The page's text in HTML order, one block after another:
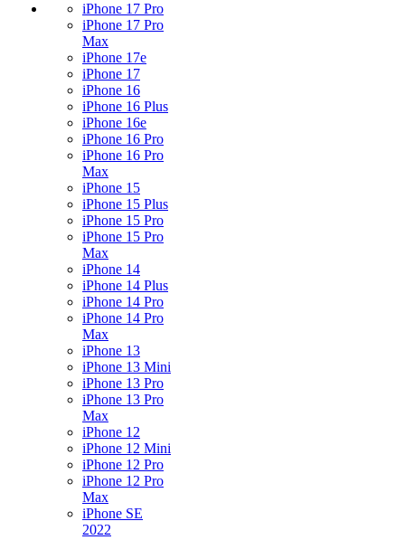
iPhone 17 Pro
iPhone 17 Pro
Max
iPhone 17e
iPhone 17
iPhone 16
iPhone 16 Plus
iPhone 16e
iPhone 16 Pro
iPhone 16 Pro
Max
iPhone 15
iPhone 15 Plus
iPhone 15 Pro
iPhone 15 Pro
Max
iPhone 14
iPhone 14 Plus
iPhone 14 Pro
iPhone 14 Pro
Max
iPhone 13
iPhone 13 Mini
iPhone 13 Pro
iPhone 13 Pro
Max
iPhone 12
iPhone 12 Mini
iPhone 12 Pro
iPhone 12 Pro
Max
iPhone SE
2022